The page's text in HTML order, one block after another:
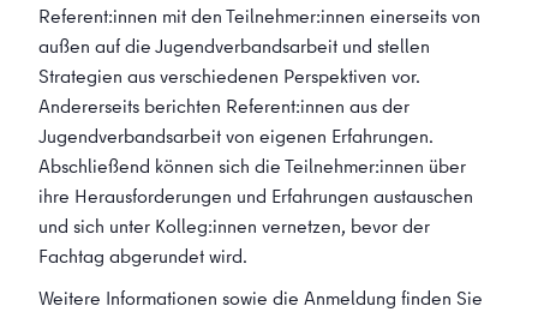
Referent:innen mit den Teilnehmer:innen einerseits von
außen auf die Jugendverbandsarbeit und stellen
Strategien aus verschiedenen Perspektiven vor.
Andererseits berichten Referent:innen aus der
Jugendverbandsarbeit von eigenen Erfahrungen.
Abschließend können sich die Teilnehmer:innen über
ihre Herausforderungen und Erfahrungen austauschen
und sich unter Kolleg:innen vernetzen, bevor der
Fachtag abgerundet wird.
Weitere Informationen sowie die Anmeldung finden Sie